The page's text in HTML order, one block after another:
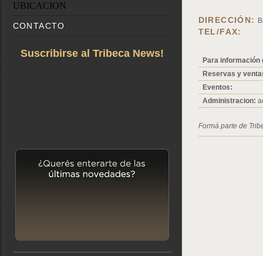
UBICACION
CONTACTO
Suscribirse al Tribeca News!
DIRECCIÓN:
TEL/FAX:
Para información
Reservas y
Eventos:
Administracion:
Formá parte de